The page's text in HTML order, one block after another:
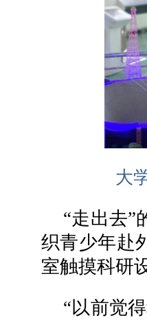
大
“走出去”
织青少年赴
室触摸科研
“以前觉